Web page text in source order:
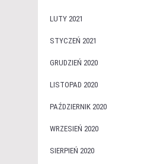
LUTY 2021
STYCZEŃ 2021
GRUDZIEŃ 2020
LISTOPAD 2020
PAŹDZIERNIK 2020
WRZESIEŃ 2020
SIERPIEŃ 2020